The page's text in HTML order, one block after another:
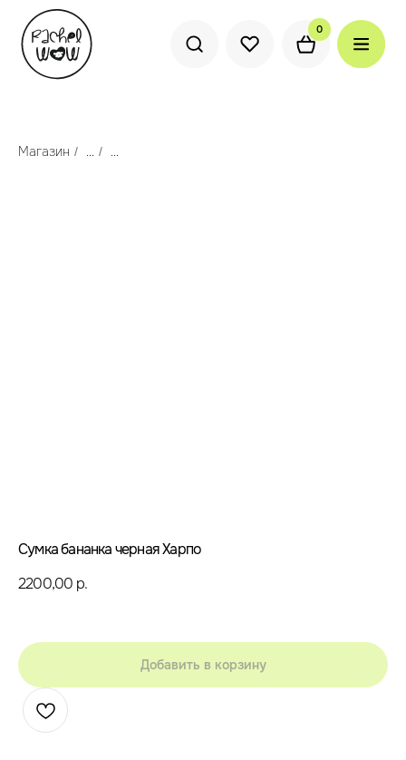
Магазин / ... / ...
Сумка бананка черная Харпо
2200,00 р.
Добавить в корзину